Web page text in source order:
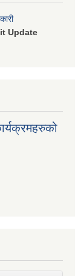
Update